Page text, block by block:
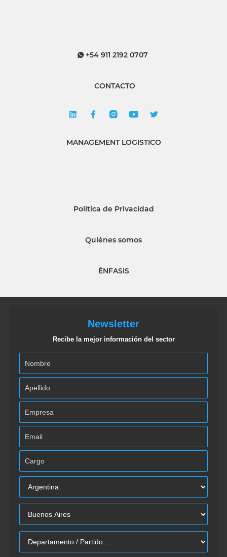
+54 911 2192 0707
CONTACTO
MANAGEMENT LOGISTICO
Política de Privacidad
Quiénes somos
ÉNFASIS
Newsletter
Recibe la mejor información del sector